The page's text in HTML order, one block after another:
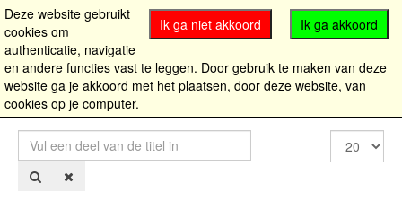
Vul
een
deel
Toon
#
Ik ga akkoord
Ik ga niet akkoord
Deze website gebruikt
cookies om
authenticatie, navigatie
en andere functies vast te leggen. Door gebruik te maken van deze
website ga je akkoord met het plaatsen, door deze website, van
cookies op je computer.